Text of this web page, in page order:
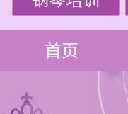
首页